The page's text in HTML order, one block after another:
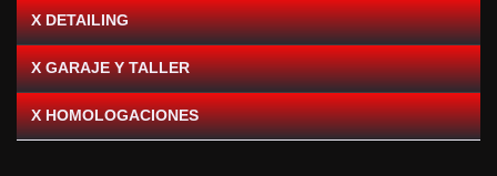
X DETAILING
X GARAJE Y TALLER
X HOMOLOGACIONES